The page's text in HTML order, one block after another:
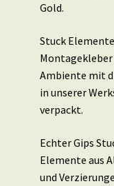
Gold.
Stuck
Ambiente mit
in unserer
verpackt.
Echter Gips
Elemente aus
und